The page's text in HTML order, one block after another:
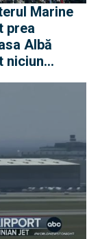
Marine
prea
Albă
niciun